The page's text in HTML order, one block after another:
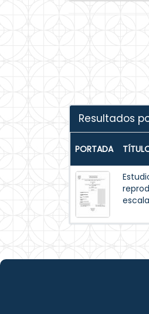
Resultados
PORTADA